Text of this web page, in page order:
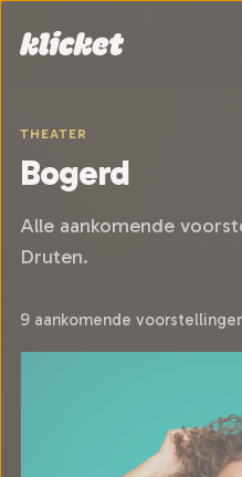
THEATER
Bogerd
Alle aankomende
Druten.
9 aankomende